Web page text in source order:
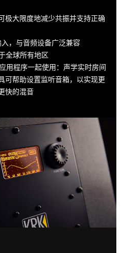
极大限度地减少共振并支持正确
，与音频设备广泛兼容
全球所有地区
用程序一起使用：声学实时房间
可帮助设置监听音箱，以实现更
快的混音